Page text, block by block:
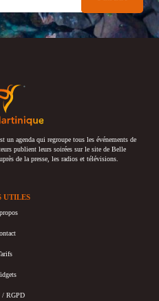
un agenda qui regroupe tous les événements de
publient leurs soirées sur le site de Belle
de la presse, les radios et télévisions.
UTILES
/ RGPD